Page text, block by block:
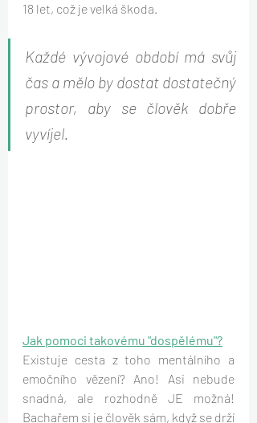
18 let, což je velká škoda.
Každé vývojové období má svůj
čas a mělo by dostat dostatečný
prostor, aby se člověk dobře
vyvíjel.
Jak pomoci takovému "dospělému"?
Existuje cesta z toho mentálního a
emočního vězení? Ano! Asi nebude
snadná, ale rozhodně JE možná!
Bachařem si je člověk sám, když se drží